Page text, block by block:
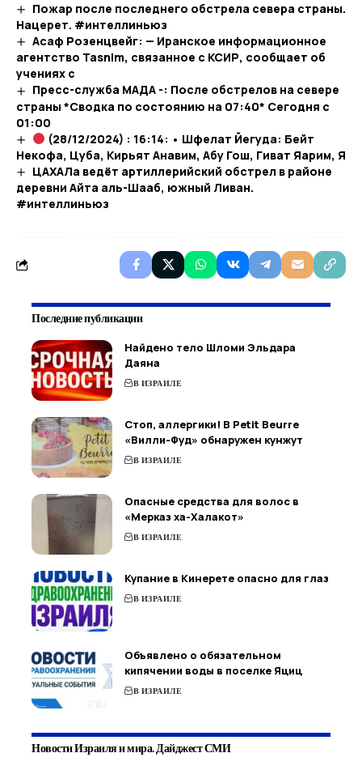
Пожар после последнего обстрела севера страны.
Нацерет. #интеллиньюз
Асаф Розенцвейг: — Иранское информационное
агентство Tasnim, связанное с КСИР, сообщает об
учениях с
Пресс-служба МАДА -: После обстрелов на севере
страны *Сводка по состоянию на 07:40* Сегодня с
01:00
(28/12/2024) : 16:14: • Шфелат Йегуда: Бейт
Некофа, Цуба, Кирьят Анавим, Абу Гош, Гиват Яарим, Я
ЦАХАЛа ведёт артиллерийский обстрел в районе
деревни Айта аль-Шааб, южный Ливан.
#интеллиньюз
Последние публикации
Найдено тело Шломи Эльдара
Даяна
В ИЗРАИЛЕ
Стоп, аллергики! В Petit Beurre
«Вилли-Фуд» обнаружен кунжут
В ИЗРАИЛЕ
Опасные средства для волос в
«Мерказ ха-Халакот»
В ИЗРАИЛЕ
Купание в Кинерете опасно для глаз
В ИЗРАИЛЕ
Объявлено о обязательном
кипячении воды в поселке Яциц
В ИЗРАИЛЕ
Новости Израиля и мира. Дайджест СМИ